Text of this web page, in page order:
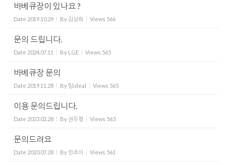
바베큐장이 있나요 ?
Date 2019.10.29 By 김상희 Views 566
문의 드립니다.
Date 2024.07.11 By LGE Views 565
바베큐장 문의
Date 2019.11.28 By 팀ideal Views 565
이용 문의드립니다.
Date 2023.02.28 By권두형 Views 563
문의드려요
Date 2020.07.28 By 한초이 Views 561